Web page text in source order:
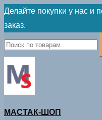
Skip
to
content
Делайте покупки у нас и
заказ.
Искать:
МАСТАК-ШОП